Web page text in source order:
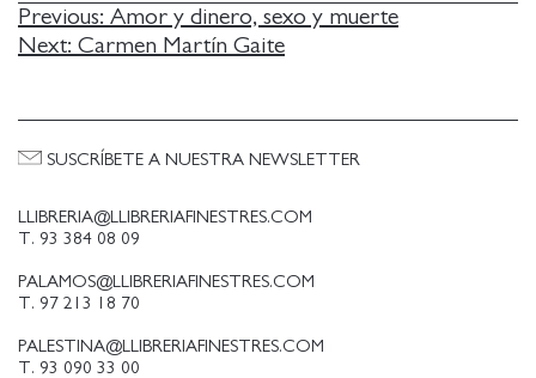
NAVEGACIÓN
DE
Previous: Amor y dinero, sexo y muerte
Next: Carmen Martín Gaite
LLIBRERIA@LLIBRERIAFINESTRES.COM
T. 93 384 08 09
PALAMOS@LLIBRERIAFINESTRES.COM
T. 97 213 18 70
PALESTINA@LLIBRERIAFINESTRES.COM
T. 93 090 33 00
SUSCRÍBETE A NUESTRA NEWSLETTER